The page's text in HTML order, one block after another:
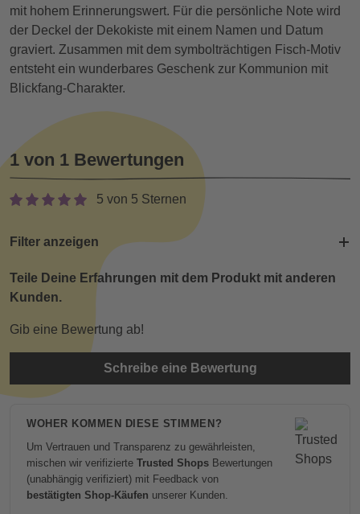
mit hohem Erinnerungswert. Für die persönliche Note wird
der Deckel der Dekokiste mit einem Namen und Datum
graviert. Zusammen mit dem symbolträchtigen Fisch-Motiv
entsteht ein wunderbares Geschenk zur Kommunion mit
Blickfang-Charakter.
1 von 1 Bewertungen
5 von 5 Sternen
Filter anzeigen
Teile Deine Erfahrungen mit dem Produkt mit anderen
Kunden.
Gib eine Bewertung ab!
Schreibe eine Bewertung
WOHER KOMMEN DIESE STIMMEN?
Um Vertrauen und Transparenz zu gewährleisten,
mischen wir verifizierte Trusted Shops Bewertungen
(unabhängig verifiziert) mit Feedback von
bestätigten Shop-Käufen unserer Kunden.